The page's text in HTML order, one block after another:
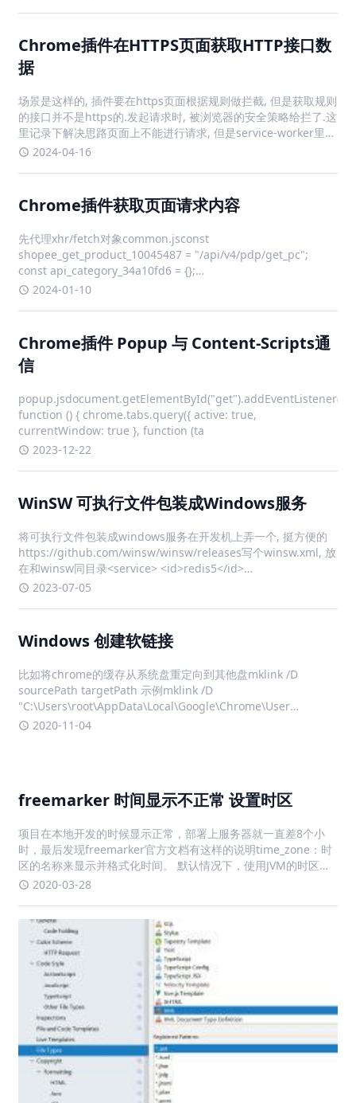
Chrome插件在HTTPS页面获取HTTP接口数
据
场景是这样的, 插件要在https页面根据规则做拦截, 但是获取规则
的接口并不是https的.发起请求时, 被浏览器的安全策略给拦了.这
里记录下解决思路页面上不能进行请求, 但是service-worker里是
可以的所以将service-worker获取到的数据传到页面即可
2024-04-16
Chrome插件获取页面请求内容
先代理xhr/fetch对象common.jsconst
shopee_get_product_10045487 = "/api/v4/pdp/get_pc";
const api_category_34a10fd6 = {};
api_category_34a10fd6[shopee_get_
2024-01-10
Chrome插件 Popup 与 Content-Scripts通
信
function () { chrome.tabs.query({ active: true,
currentWindow: true }, function (ta
2023-12-22
WinSW 可执行文件包装成Windows服务
将可执行文件包装成windows服务在开发机上弄一个, 挺方便的
https://github.com/winsw/winsw/releases写个winsw.xml, 放
在和winsw同目录<service> <id>redis5</id>
<name>redis5</name> <de
2023-07-05
Windows 创建软链接
比如将chrome的缓存从系统盘重定向到其他盘mklink /D
sourcePath targetPath 示例mklink /D
"C:\Users\root\AppData\Local\Google\Chrome\User
Data\Default" D:\soft\chrome\Defaul
2020-11-04
freemarker 时间显示不正常 设置时区
项目在本地开发的时候显示正常，部署上服务器就一直差8个小
时，最后发现freemarker官方文档有这样的说明time_zone：时
区的名称来显示并格式化时间。 默认情况下，使用JVM的时区。
也可以是 Java 时区 API 接受的值，或者 "JVM default" (从
2020-03-28